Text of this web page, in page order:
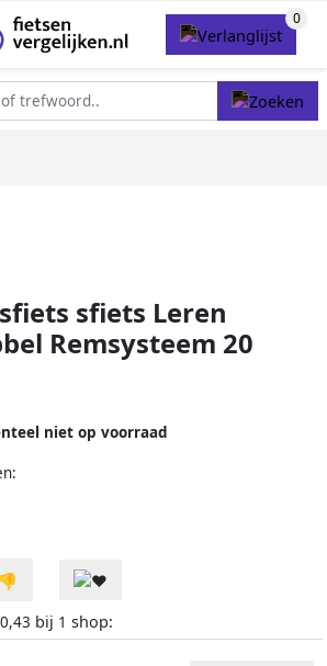
sfiets Leren
Remsysteem 20
niet op voorraad
bij 1 shop: